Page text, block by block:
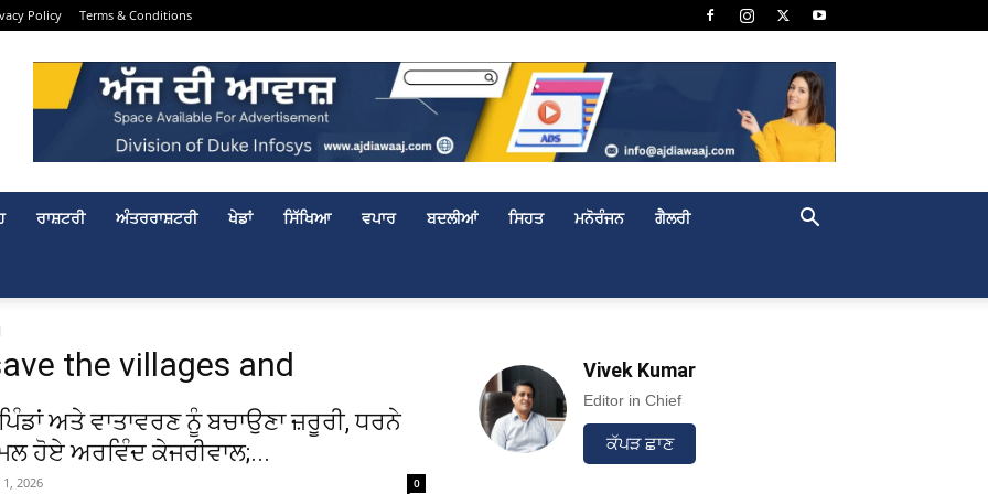
Policy Terms & Conditions
ਰਾਸ਼ਟਰੀ ਅੰਤਰਰਾਸ਼ਟਰੀ ਖੇਡਾਂ ਸਿੱਖਿਆ ਵਪਾਰ ਬਦਲੀਆਂ ਸਿਹਤ ਮਨੋਰੰਜਨ ਗੈਲਰੀ
the villages and
ਅਤੇ ਵਾਤਾਵਰਣ ਨੂੰ ਬਚਾਉਣਾ ਜ਼ਰੂਰੀ, ਧਰਨੇ
ਹੋਏ ਅਰਵਿੰਦ ਕੇਜਰੀਵਾਲ;...
1, 2026 0
Vivek Kumar
Editor in Chief
ਕੱਪੜ ਛਾਣ